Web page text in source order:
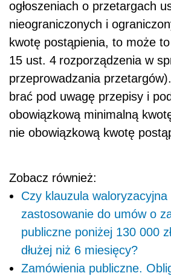
ogłoszeniach o przetargach
nieograniczonych i
kwotę postąpienia, to może
15 ust. 4 rozporządzenia w
przeprowadzania
brać pod uwagę przepisy i
obowiązkową minimalną
nie obowiązkową kwotę
Zobacz również:
Czy klauzula waloryzacyjna
zastosowanie do umów o
publiczne poniżej 130 000
dłużej niż 6 miesięcy?
Zamówienia publiczne.